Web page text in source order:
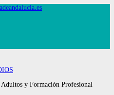
y Formación Profesional